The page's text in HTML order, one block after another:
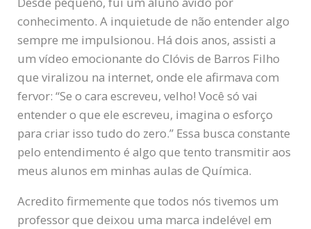
conhecimento. A inquietude de não entender algo
sempre me impulsionou. Há dois anos, assisti a
um vídeo emocionante do Clóvis de Barros Filho
que viralizou na internet, onde ele afirmava com
fervor: “Se o cara escreveu, velho! Você só vai
entender o que ele escreveu, imagina o esforço
para criar isso tudo do zero.” Essa busca constante
pelo entendimento é algo que tento transmitir aos
meus alunos em minhas aulas de Química.
Acredito firmemente que todos nós tivemos um
professor que deixou uma marca indelével em